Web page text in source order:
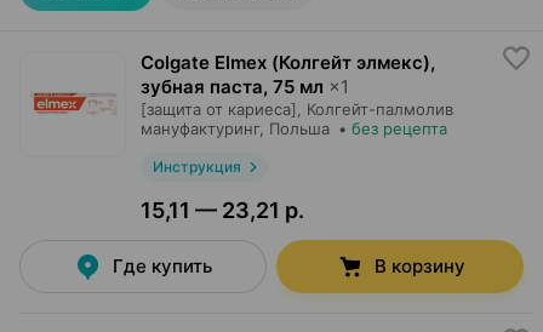
Colgate Elmex (Колгейт элмекс),
зубная паста, 75 мл ×1
[защита от кариеса],
Колгейт-палмолив
мануфактуринг, Польша • без рецепта
Инструкция
15,11 — 23,21 р.
Где купить В корзину